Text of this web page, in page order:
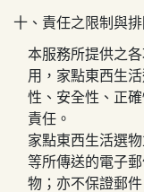
十、責任之限制與
本服務所提供之
用， 家點東西生
性、安全性、正
責任。
家點東西生活選物
等所傳送的電子
物；亦不保證郵